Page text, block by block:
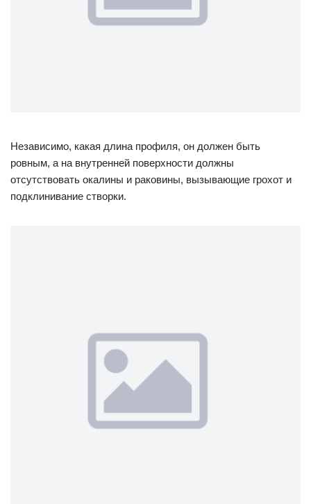
Независимо, какая длина профиля, он должен быть
ровным, а на внутренней поверхности должны
отсутствовать окалины и раковины, вызывающие грохот и
подклинивание створки.